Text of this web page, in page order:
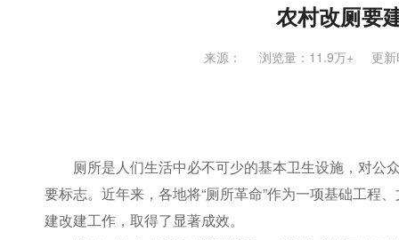
农村改厕要
来源： 浏览量：11.9万+ 更
厕所是人们生活中必不可少的基本卫生设施，对公
要标志。近年来，各地将“厕所革命”作为一项基础工程
建改建工作，取得了显著成效。